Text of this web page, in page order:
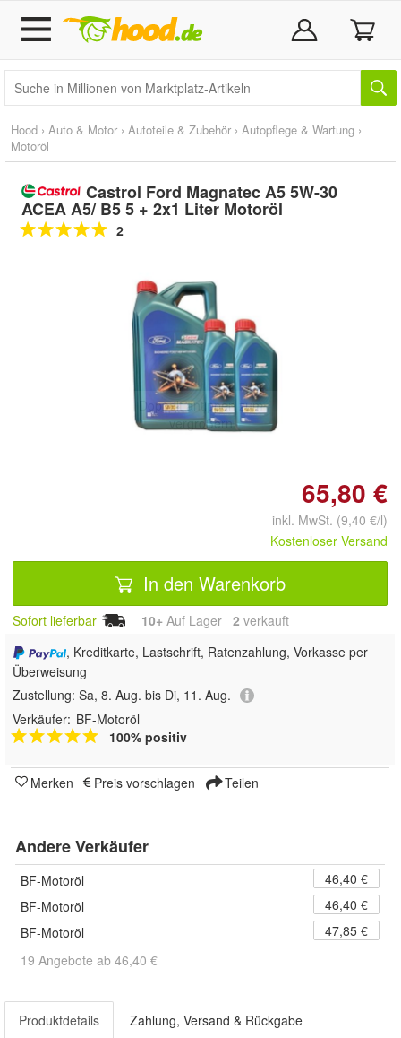
Hood › Auto & Motor › Autoteile & Zubehör › Autopflege & Wartung ›
Motoröl
Castrol Ford Magnatec A5 5W-30
ACEA A5/ B5 5 + 2x1 Liter Motoröl
2
Doppelt antippen zum
vergrößern
65,80 €
inkl. MwSt. (9,40 €/l)
Kostenloser Versand
In den Warenkorb
Sofort lieferbar 10+ Auf Lager 2 verkauft
, Kreditkarte, Lastschrift, Ratenzahlung, Vorkasse per
Überweisung
Zustellung: Sa, 8. Aug. bis Di, 11. Aug.
Verkäufer: BF-Motoröl
100% positiv
Merken Preis vorschlagen Teilen
Andere Verkäufer
BF-Motoröl
46,40 €
BF-Motoröl
46,40 €
BF-Motoröl
47,85 €
19 Angebote ab 46,40 €
Produktdetails Zahlung, Versand & Rückgabe